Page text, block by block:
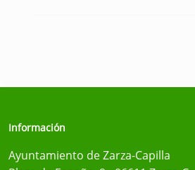
Información
Ayuntamiento de Zarza-Capilla